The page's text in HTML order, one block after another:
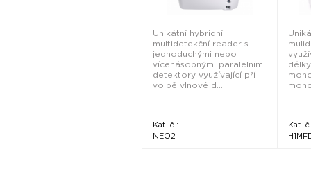
Unikátní hybridní
multidetekční reader s
jednoduchými nebo
vícenásobnými paralelními
detektory využívající pří
volbě vlnové d...
Kat. č.:
NEO2
Kat.